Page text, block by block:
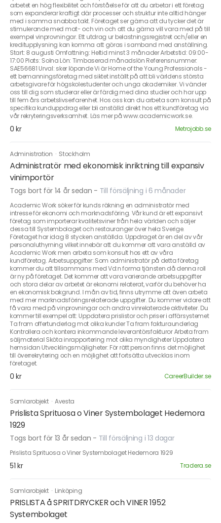
arbetet en hög flexibilitet och förståelse för att du arbetar i ett företag
som expanderar kraftigt där processer och struktur inte alltid hänger
med i samma snabba takt. Företaget ser gärna att du tycker det är
stimulerande med mat- och vin och att du gärna vill vara med på till
exempel vinprovningar. Ett utdrag ur belastningsregistret och/eller en
kreditupplysning kan komma att göras i samband med anställning.
Start: 8 augusti Omfattning: Heltid minst 3 månader Arbetstid: 09:00-
17:00 Plats: Solna Lön: Timbaserad månadslön Referensnummer:
SAE56681 Urval: sker löpande Vi är Home of the Young Professionals -
ett bemanningsföretag med siktet inställt på att bli världens största
arbetsgivare för högskolestudenter och unga akademiker. Vi vänder
oss till dig som studerar eller är färdig med dina studier och har upp
till fem års arbetslivserfarenhet. Hos oss kan du arbeta som konsult på
specifika kunduppdrag eller bli anställd direkt hos ett kundföretag via
vår rekryteringsverksamhet. Läs mer på www.academicwork.se.
0 kr Metrojobb.se
Administration · Stockholm
Administratör med ekonomisk inriktning till expansiv
vinimportör
Togs bort för 14 år sedan - Till försäljning i 6 månader
Academic Work söker för kunds räkning en administratör med
intresse för ekonomi och marknadsföring. Vår kund är ett expansivt
företag som importerar kvalitetsviner från hela världen och säljer
dessa till Systembolaget och restauranger över hela Sverige.
Företaget har idag 8 stycken anställda. Uppdraget är en del av vår
personaluthyrning vilket innebär att du kommer att vara anställd av
Academic Work men arbeta som konsult hos ett av våra
kundföretag. Arbetsuppgifter: Som administratör på detta företag
kommer du att tillsammans med Vd:n forma tjänsten då denna roll
är ny på företaget. Det kommer att vara varierande arbetsuppgifter
och stora delar av arbetet är ekonomi relaterat, varför du behöver ha
en ekonomisk bakgrund. I mån av tid, finns utrymme att även arbeta
med mer marknadsföringsrelaterade uppgifter. Du kommer vidare att
få vara med på vinprovningar och andra vinrelaterade aktiviteter. Du
kommer till exempel att: Uppdatera prislistor och priser i affärsystemet
Ta fram offertunderlag mot olika kunder Ta fram fakturaunderlag
Kontrollera och kontera inkommande leverantörsfakturor Arbeta fram
säljmaterial Sköta inrapportering mot olika myndigheter Uppdatera
hemsidan Utvecklingsmöjligheter: För rätt person finns det möjlighet
till överrekrytering och en möjlighet att fortsätta utvecklas inom
företaget.
0 kr CareerBuilder.se
Samlarobjekt · Avesta
Prislista Sprituosa o Viner Systembolaget Hedemora
1929
Togs bort för 13 år sedan - Till försäljning i 13 dagar
Prislista Sprituosa o Viner Systembolaget Hedemora 1929
51 kr Tradera.se
Samlarobjekt · Linköping
PRISLISTA å SPRITDRYCKER och VINER 1952
Systembolaget